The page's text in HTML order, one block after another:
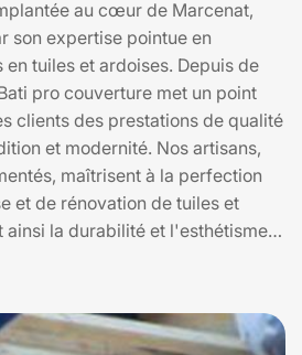
au cœur de Marcenat,
son expertise pointue en
tuiles et ardoises. Depuis de
pro couverture met un point
clients des prestations de qualité
et modernité. Nos artisans,
maîtrisent à la perfection
et de rénovation de tuiles et
ainsi la durabilité et l'esthétisme
sur tout type de projet,
aux bâtiments historiques, en
les spécificités
édifice. La satisfaction de nos